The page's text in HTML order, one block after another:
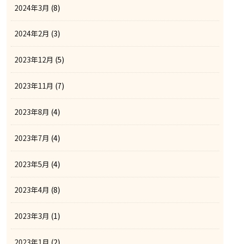
2024年3月 (8)
2024年2月 (3)
2023年12月 (5)
2023年11月 (7)
2023年8月 (4)
2023年7月 (4)
2023年5月 (4)
2023年4月 (8)
2023年3月 (1)